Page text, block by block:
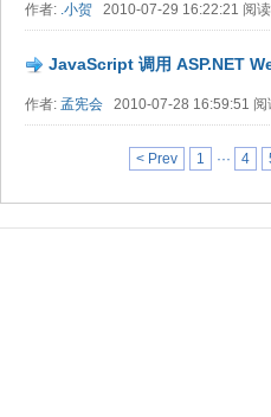
作者: .小贺 2010-07-29 16:22:21 阅读
JavaScript 调用 ASP.NET
作者: 孟宪会 2010-07-28 16:59:51 阅
< Prev 1 ··· 4